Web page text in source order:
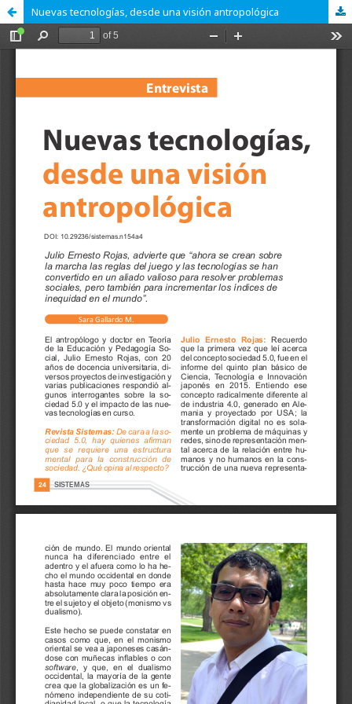
Nuevas tecnologías, desde una visión antropológica